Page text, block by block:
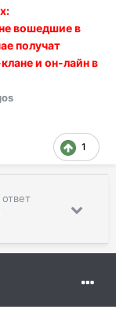
вошедшие в
получат
и он-лайн в
1